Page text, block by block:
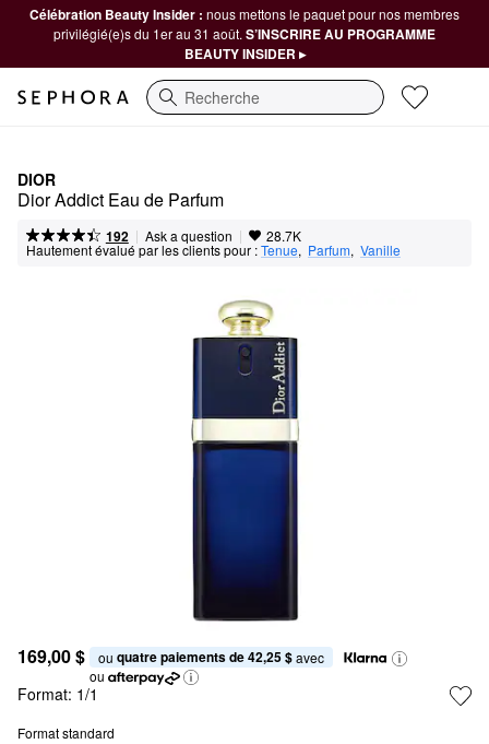
Célébration Beauty Insider : nous mettons le paquet pour nos membres
privilégié(e)s du 1er au 31 août. S’INSCRIRE AU PROGRAMME
BEAUTY INSIDER ▸
Recherche
DIOR
Dior Addict Eau de Parfum
192 | Ask a question | 28.7K
Hautement évalué par les clients pour :Tenue, Parfum, Vanille
169,00 $ ou quatre paiements de 42,25 $ avec
ou
Format: 1/1
Format standard